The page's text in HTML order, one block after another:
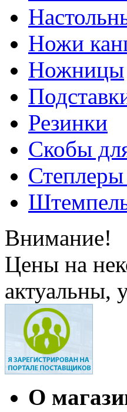
Ножи
Ножницы
Резинки
Скобы
Внимание!
Цены на
актуальны,
О